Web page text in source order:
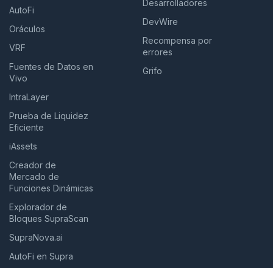
AutoFi
Oráculos
VRF
Fuentes de Datos en
Vivo
IntraLayer
Prueba de Liquidez
Eficiente
iAssets
Creador de
Mercado de
Funciones Dinámicas
Explorador de
Bloques SupraScan
SupraNova.ai
AutoFi en Supra
Desarrolladores
DevWire
Recompensa por
errores
Grifo